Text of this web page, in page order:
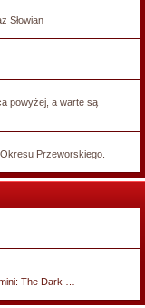
Słowian
powyżej, a warte są
Przeworskiego.